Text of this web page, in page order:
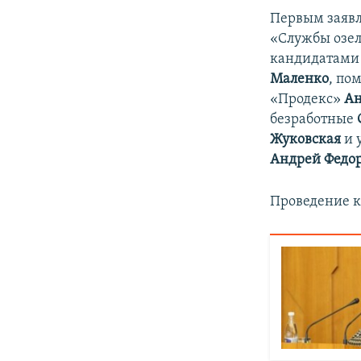
Первым
«Службы
Маленко,
«Продекс»
безработные
Жуковская и
Андрей
Проведение